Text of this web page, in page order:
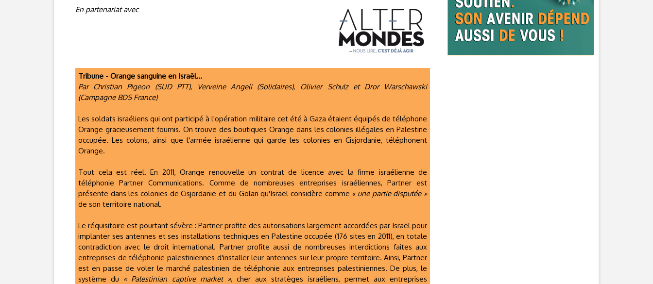
En partenariat avec
Tribune - Orange sanguine en Israël...
Par Christian Pigeon (SUD PTT), Verveine Angeli (Solidaires), Olivier Schulz et Dror Warschawski
(Campagne BDS France)
Les soldats israéliens qui ont participé à l'opération militaire cet été à Gaza étaient équipés de téléphone
Orange gracieusement fournis. On trouve des boutiques Orange dans les colonies illégales en Palestine
occupée. Les colons, ainsi que l'armée israélienne qui garde les colonies en Cisjordanie, téléphonent
Orange.
Tout cela est réel. En 2011, Orange renouvelle un contrat de licence avec la firme israélienne de
téléphonie Partner Communications. Comme de nombreuses entreprises israéliennes, Partner est
présente dans les colonies de Cisjordanie et du Golan qu'Israël considère comme « une partie disputée »
de son territoire national.
Le réquisitoire est pourtant sévère : Partner profite des autorisations largement accordées par Israël pour
implanter ses antennes et ses installations techniques en Palestine occupée (176 sites en 2011), en totale
contradiction avec le droit international. Partner profite aussi de nombreuses interdictions faites aux
entreprises de téléphonie palestiniennes d'installer leur antennes sur leur propre territoire. Ainsi, Partner
est en passe de voler le marché palestinien de téléphonie aux entreprises palestiniennes. De plus, le
système du « Palestinian captive market », cher aux stratèges israéliens, permet aux entreprises